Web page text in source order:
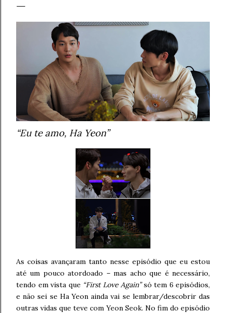
“Eu te amo, Ha Yeon”
As coisas avançaram tanto nesse episódio que eu estou
até um pouco atordoado – mas acho que é necessário,
tendo em vista que “First Love Again”só tem 6 episódios,
e não sei se Ha Yeon ainda vai se lembrar/descobrir das
outras vidas que teve com Yeon Seok. No fim do episódio